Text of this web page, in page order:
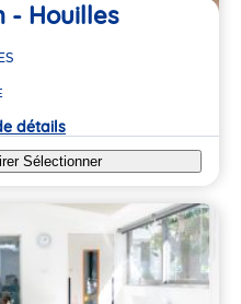
- Houilles
détails
Sélectionner